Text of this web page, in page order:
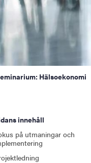
Hälsoekonomi
innehåll
på utmaningar och